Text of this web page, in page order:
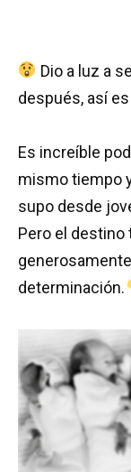
Dio a luz a
después, así
Es increíble
mismo tiempo
supo desde
Pero el destino
determinación.